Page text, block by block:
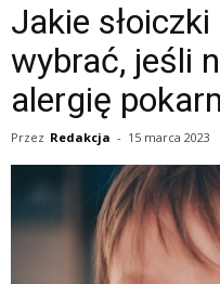
Jakie
wybrać, jeśli
alergię
Przez Redakcja - 15 marca 2023